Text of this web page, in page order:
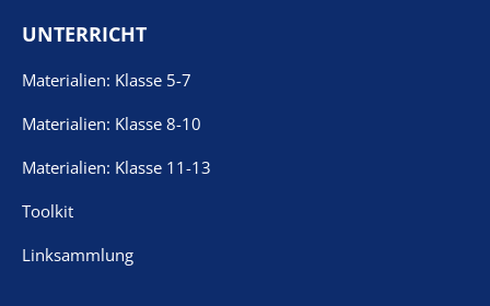
UNTERRICHT
Materialien: Klasse 5-7
Materialien: Klasse 8-10
Materialien: Klasse 11-13
Toolkit
Linksammlung